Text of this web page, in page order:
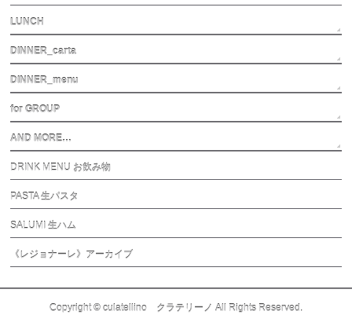
LUNCH
DINNER_carta
DINNER_menu
for GROUP
AND MORE…
DRINK MENU お飲み物
PASTA 生パスタ
SALUMI 生ハム
《レジョナーレ》アーカイブ
Copyright © culatellino クラテリーノ All Rights Reserved.